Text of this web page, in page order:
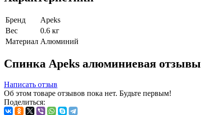
Бренд
Apeks
Вес
0.6 кг
Материал Алюминий
Спинка Apeks алюминиевая отзывы
Написать отзыв
Об этом товаре отзывов пока нет. Будьте первым!
Поделиться: